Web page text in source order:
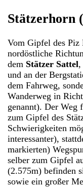
Stätzerhorn
Vom Gipfel des Piz
nordöstliche
dem Stätzer Sattel,
und an der
dem Fahrweg,
Wanderweg in
genannt). Der Weg
zum Gipfel des
Schwierigkeiten
interessanter),
markierten)
selber zum Gipfel
(2.575m) befinden
sowie ein großer